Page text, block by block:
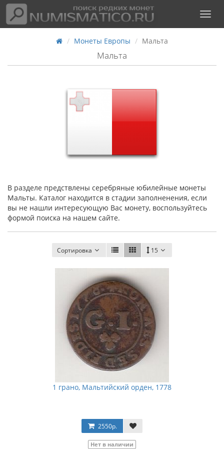
Монеты Европы Мальта
Мальта
В разделе предствлены серебряные юбилейные монеты
Мальты. Каталог находится в стадии заполненения, если
вы не нашли интересующую Вас монету, воспользуйтесь
формой поиска на нашем сайте.
Сортировка 15
1 грано, Мальтийский орден, 1778
2550р.
Нет в наличии